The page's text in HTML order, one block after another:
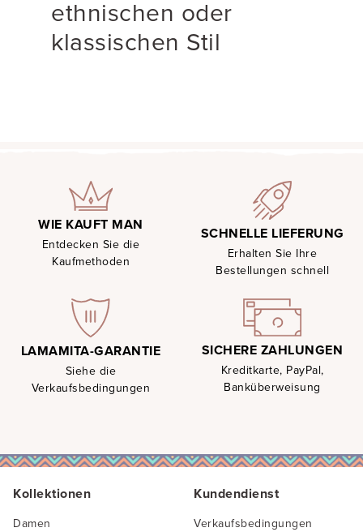
ethnischen oder
klassischen Stil
WIE KAUFT MAN
Entdecken Sie die
Kaufmethoden
SCHNELLE LIEFERUNG
Erhalten Sie Ihre
Bestellungen schnell
LAMAMITA-GARANTIE
Siehe die
Verkaufsbedingungen
SICHERE ZAHLUNGEN
Kreditkarte, PayPal,
Banküberweisung
Kollektionen
Damen
Kundendienst
Verkaufsbedingungen